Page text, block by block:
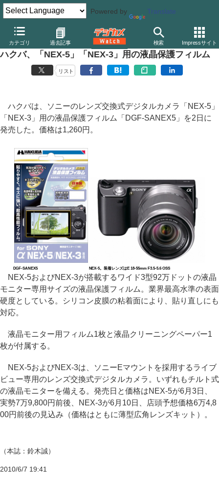
Powered by Translate
カテゴリ 過去記事 検索 Impressサイト
デジカメ Watch カメラ ミラーレスカメラ ソニー
ハクバ、「NEX-5」「NEX-3」用の液晶保護フィルム
リスト
ハクバは、ソニーのレンズ交換式デジタルカメラ「NEX-5」
「NEX-3」用の液晶保護フィルム「DGF-SANEX5」を2日に
発売した。価格は1,260円。
DGF-SANEX5 NEX-5。装着レンズはE 18-55mm F3.5-5.6 OSS
NEX-5およびNEX-3が搭載するワイド3型92万ドットの液晶
モニター専用サイズの液晶保護フィルム。業界最高水準の表面
硬度としている。シリコン皮膜の粘着面により、貼り直しにも
対応。
液晶モニター用フィルム1枚と液晶クリーニングペーパー1
枚が付属する。
NEX-5およびNEX-3は、ソニーEマウントを採用するライブ
ビュー専用のレンズ交換式デジタルカメラ。いずれもチルト式
の液晶モニターを備える。発売日と価格はNEX-5が6月3日、
実勢7万9,800円前後、NEX-3が6月10日、店頭予想価格6万4,8
00円前後の見込み（価格はともに薄型広角レンズキット）。
（本誌：鈴木誠）
2010/6/7 19:41